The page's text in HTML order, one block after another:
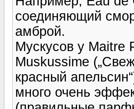
соединяющий
амброй.
Мускусов у Maitre
Muskussime
красный
много очень